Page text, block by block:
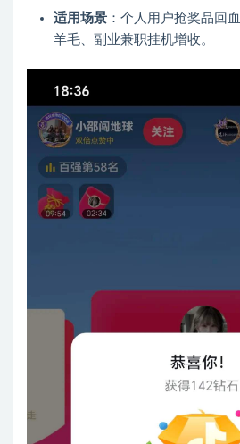
适用场景 ：个人用户抢奖品回
羊毛、副业兼职挂机增收。